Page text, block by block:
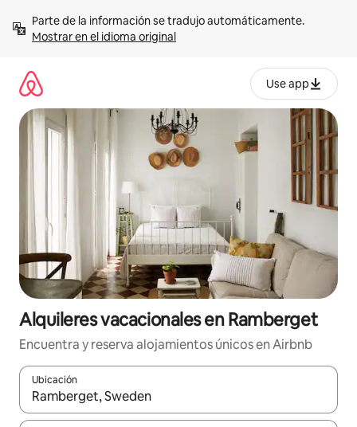
contenidoMostrar en el idioma original
Use app
Alquileres vacacionales en Ramberget
Encuentra y reserva alojamientos únicos en Airbnb
Ubicación
Cuando los resultados estén disponibles, navega con las